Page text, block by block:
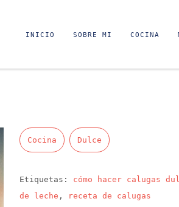
INICIO SOBRE MI COCINA
Cocina Dulce
Etiquetas: cómo hacer calugas
de leche , receta de calugas